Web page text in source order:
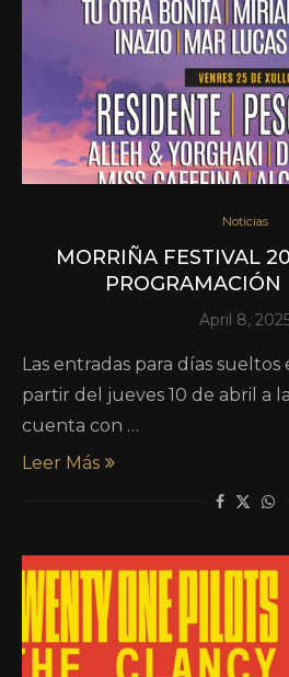
Noticias
MORRIÑA FESTIVAL
PROGRAMACIÓN
April 8,
Las entradas para días sueltos
partir del jueves 10 de abril a
cuenta con …
Leer Más